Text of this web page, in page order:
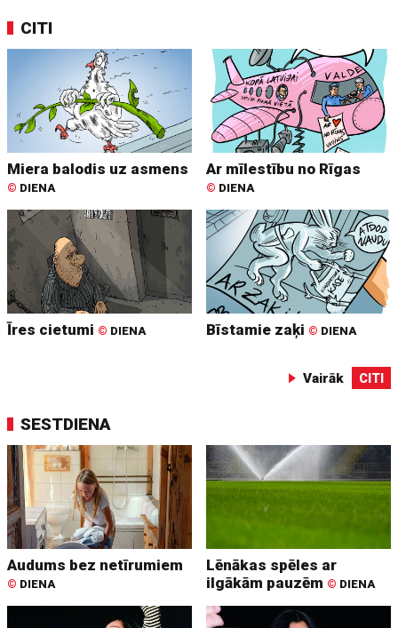
CITI
Miera balodis uz asmens
© DIENA
Ar mīlestību no Rīgas
© DIENA
Īres cietumi © DIENA Bīstamie zaķi © DIENA
Vairāk CITI
SESTDIENA
Audums bez netīrumiem
© DIENA
Lēnākas spēles ar
ilgākām pauzēm © DIENA